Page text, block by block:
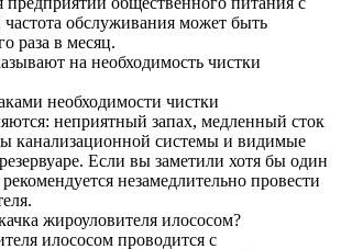
частота обслуживания может быть
раза в месяц.
на необходимость чистки
необходимости чистки
неприятный запах, медленный сток
канализационной системы и видимые
Если вы заметили хотя бы один
незамедлительно провести
жироуловителя илососом?
илососом проводится с